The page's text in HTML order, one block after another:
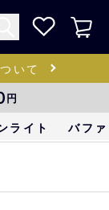
いて
円
ライト バフ